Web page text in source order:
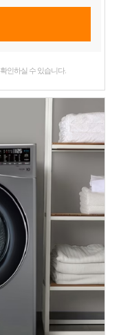
인하실 수 있습니다.